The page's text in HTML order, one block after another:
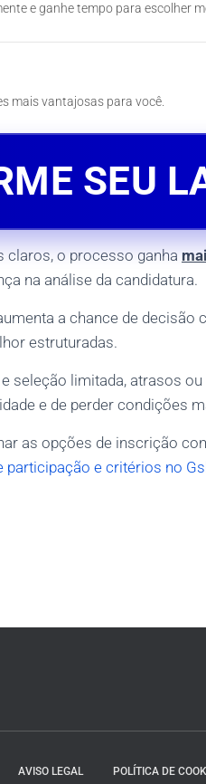
e ganhe tempo para escolher
mais vantajosas para você.
SEU
o processo ganha
na análise da candidatura.
a chance de decisão
estruturadas.
seleção limitada, atrasos
e de perder condições
as opções de inscrição
participação e critérios no
AVISO LEGAL POLÍTICA DE